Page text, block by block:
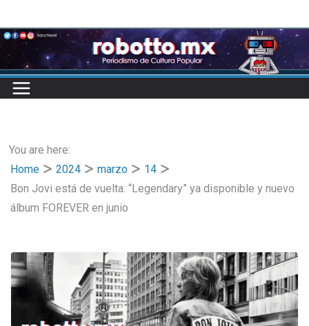
to
content
You are here:
Home
2024 marzo
14
Bon Jovi está de vuelta: “Legendary” ya disponible y nuevo
álbum FOREVER en junio